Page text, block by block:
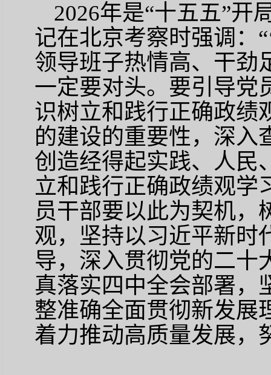
2026年是“十五五”开
记在北京考察时强调：
领导班子热情高、干劲
一定要对头。要引导党
识树立和践行正确政绩
的建设的重要性，深入
创造经得起实践、人民
立和践行正确政绩观学
员干部要以此为契机，
观，坚持以习近平新时
导，深入贯彻党的二十
真落实四中全会部署，
整准确全面贯彻新发展
着力推动高质量发展，